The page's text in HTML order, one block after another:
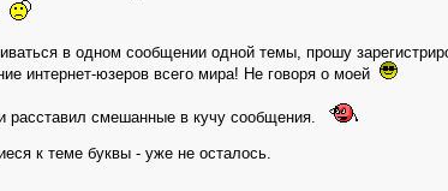
в одном сообщении одной темы, прошу
интернет-юзеров всего мира! Не говоря о моей
расставил смешанные в кучу сообщения.
к теме буквы - уже не осталось.